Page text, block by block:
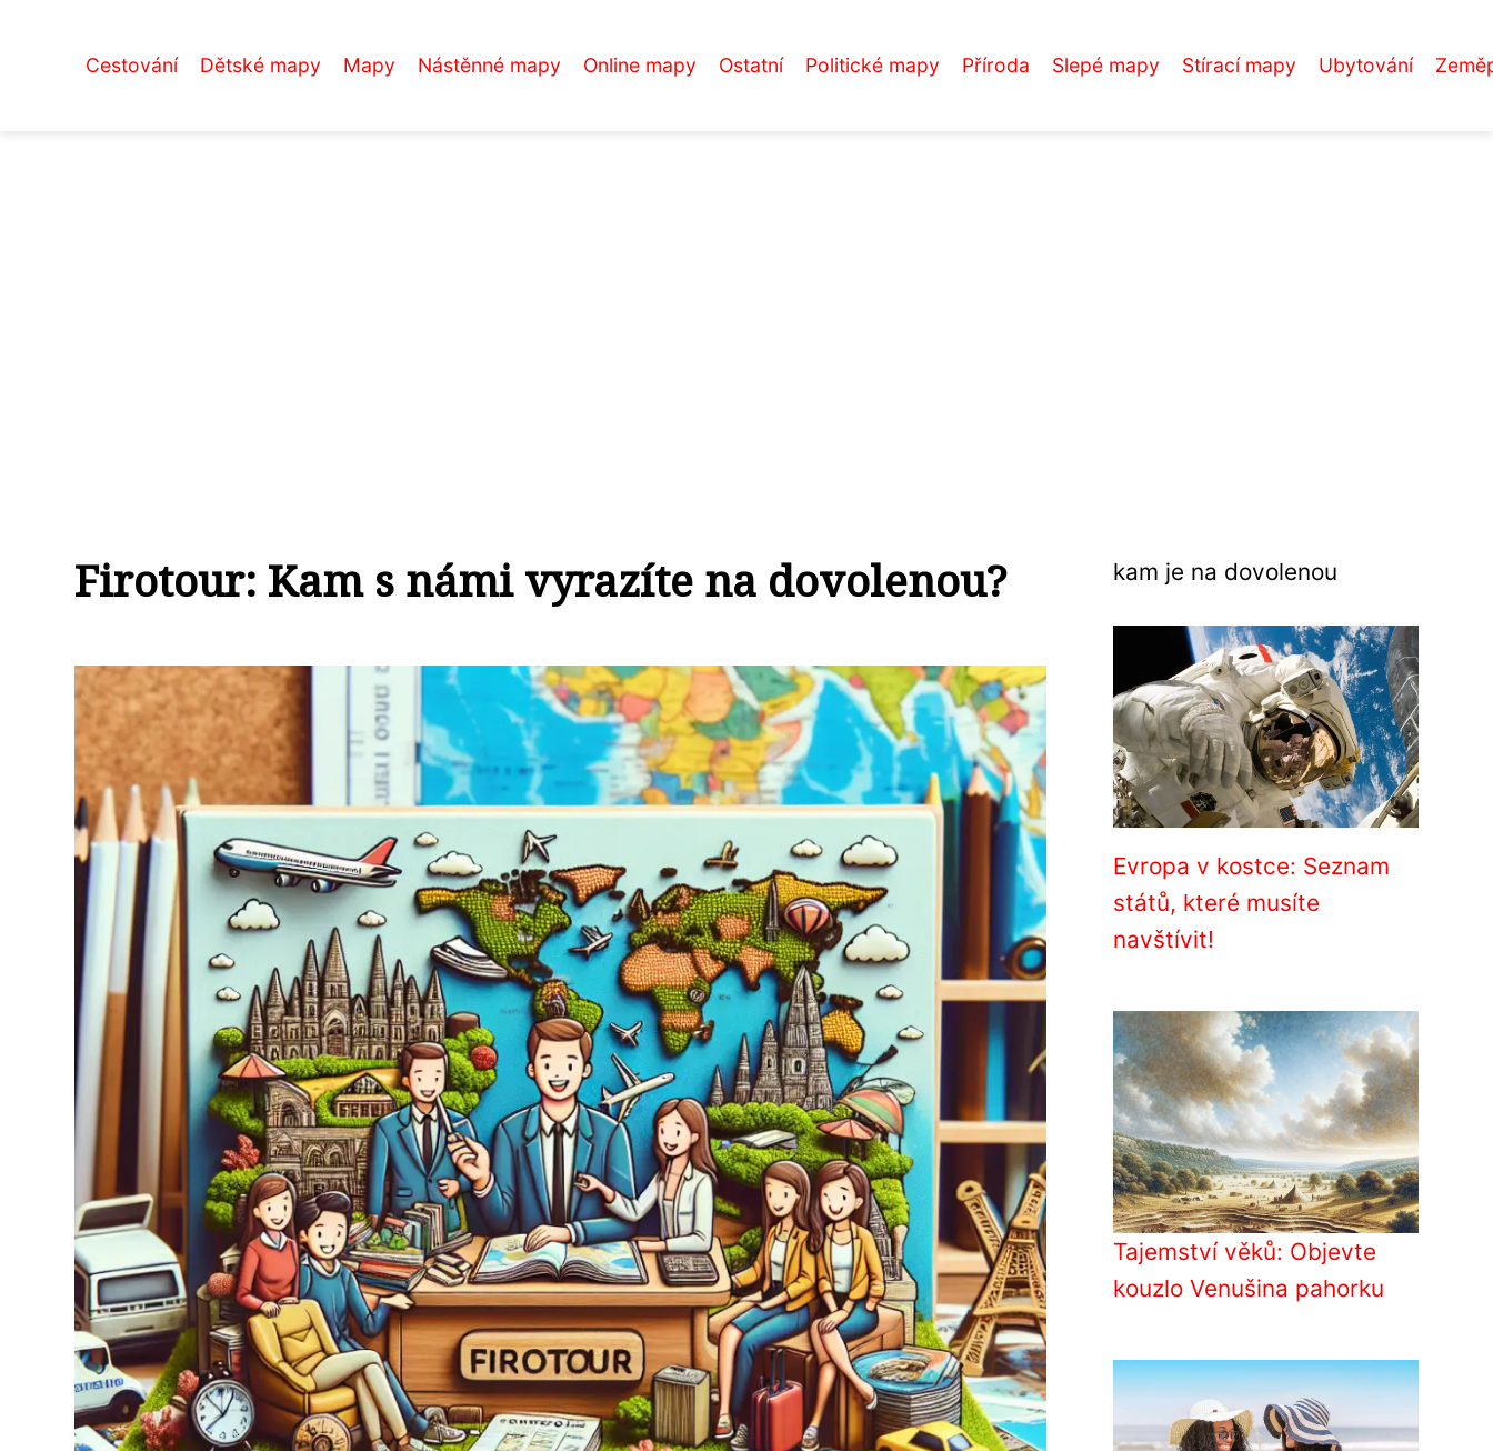
Cestování Dětské mapy Mapy Nástěnné mapy Online mapy Ostatní Politické mapy Příroda Slepé mapy Stírací mapy Ubytování
Firotour: Kam s námi vyrazíte na dovolenou? kam je na dovolenou
Evropa v kostce: Seznam
států, které musíte
navštívit!
Tajemství věků: Objevte
kouzlo Venušina pahorku